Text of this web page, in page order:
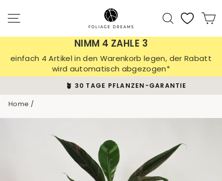
content
Search
NIMM 4 ZAHLE 3
einfach 4 Artikel in den Warenkorb legen, der Rabatt
wird automatisch abgezogen*
Pause
🪴 30 TAGE PFLANZEN-GARANTIE
Home /